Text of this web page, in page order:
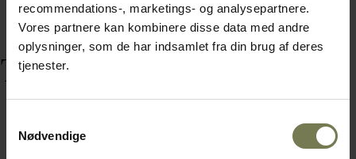
recommendations-, marketings- og analysepartnere.
Vores partnere kan kombinere disse data med andre
oplysninger, som de har indsamlet fra din brug af deres
tjenester.
Nødvendige
Tilbehør